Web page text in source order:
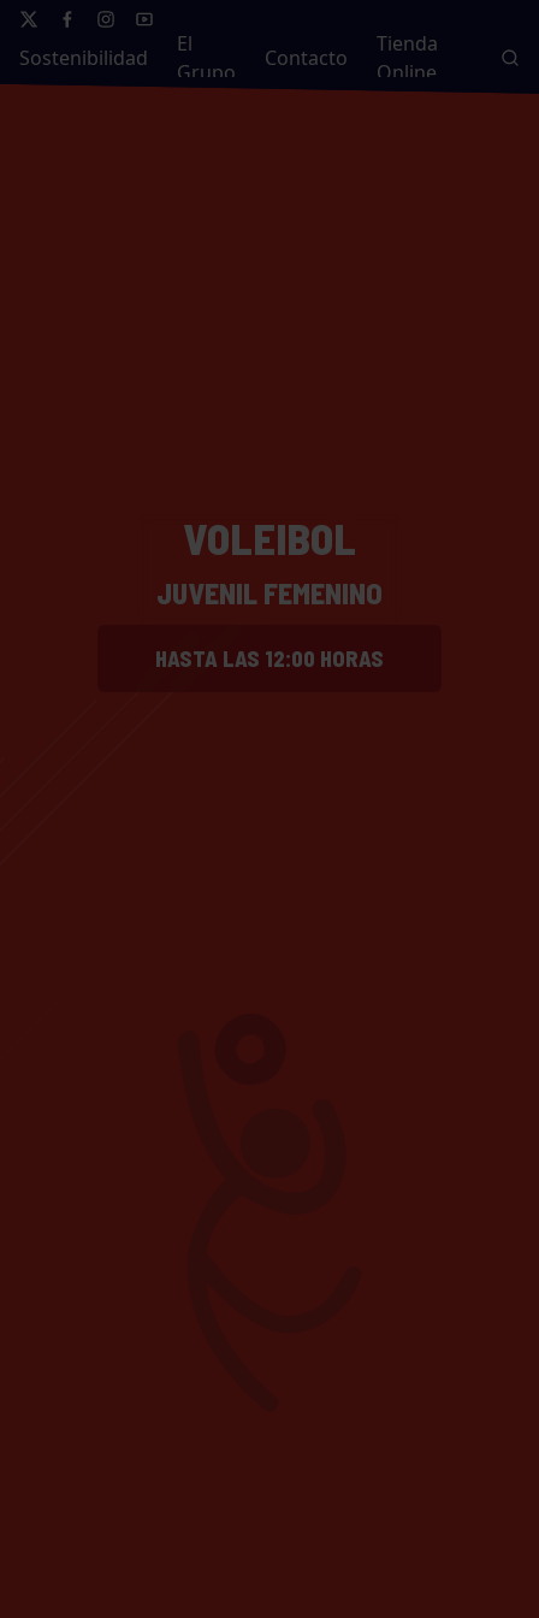
Sostenibilidad
El
Grupo
Contacto
Tienda
Online
VOLEIBOL
JUVENIL FEMENINO
HASTA LAS 12:00 HORAS